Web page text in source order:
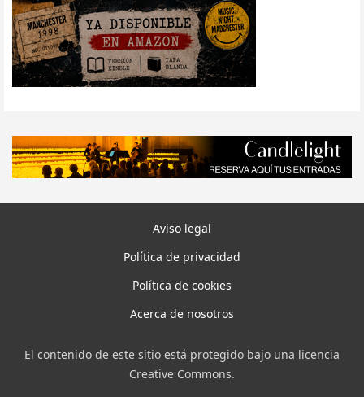
Aviso legal
Política de privacidad
Política de cookies
Acerca de nosotros
El contenido de este sitio está protegido bajo una licencia
Creative Commons.